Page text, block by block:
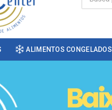
ALIMENTOS CONGELADOS